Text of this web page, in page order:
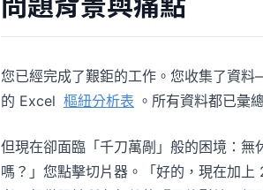
您已經完成了艱鉅的工作。您收集了資
的 Excel 樞紐分析表 。所有資料都已彙
但現在卻面臨「千刀萬剮」般的困境：
嗎？」您點擊切片器。「好的，現在加